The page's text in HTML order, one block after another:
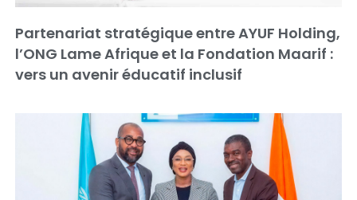
Partenariat stratégique entre AYUF Holding,
l’ONG Lame Afrique et la Fondation Maarif :
vers un avenir éducatif inclusif